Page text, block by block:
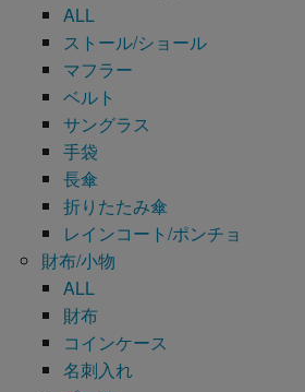
ALL
ストール/ショール
マフラー
ベルト
サングラス
手袋
長傘
折りたたみ傘
レインコート/ポンチョ
財布/小物
ALL
財布
コインケース
名刺入れ